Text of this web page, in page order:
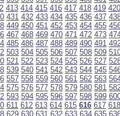
413 414 415 416 417 418 419 420
431 432 433 434 435 436 437
449 450 451 452 453 454 455
467 468 469 470 471 472 473
485 486 487 488 489 490 491
503 504 505 506 507 508 509
521 522 523 524 525 526 527
539 540 541 542 543 544 545
557 558 559 560 561 562 563
575 576 577 578 579 580 581
593 594 595 596 597 598 599
611 612 613 614 615 616 617 618
629 630 631 632 633 634 635